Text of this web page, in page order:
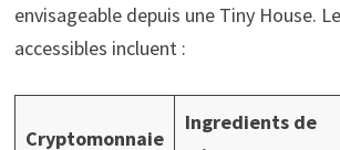
envisageable depuis une Tiny House.
accessibles incluent :
Cryptomonnaie
Ingredients de